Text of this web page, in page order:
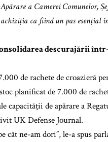
a Camerei
ca fiind un pas esențial
descurajării
de rachete de croazieră
planificat de 7.000 de
capacității de apărare a
UK Defense Journal.
cât ne-am dori”, le-a spus